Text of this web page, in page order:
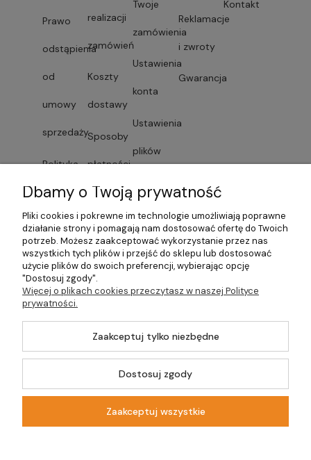
Prawo
odstąpienia
od
umowy
sprzedaży
Polityka
prywatności
Lista
dostawców
usług
Formularze
realizacji
zamówień
Koszty
dostawy
Sposoby
płatności
Faktury i
paragony
Czas
dostawy
Twoje
zamówienia
Ustawienia
konta
Ustawienia
plików
Przechowalnia
Reklamacje
i zwroty
Gwarancja
Kontakt
Prawa Zastrzeżone |
DOM-OGRÓD-
Szablon Master byEcommercy
Dbamy o Twoją prywatność
Pliki cookies i pokrewne im technologie umożliwiają poprawne
działanie strony i pomagają nam dostosować ofertę do Twoich
potrzeb. Możesz zaakceptować wykorzystanie przez nas
wszystkich tych plików i przejść do sklepu lub dostosować
użycie plików do swoich preferencji, wybierając opcję
"Dostosuj zgody".
Więcej o plikach cookies przeczytasz w naszej Polityce
prywatności.
Zaakceptuj tylko niezbędne
Dostosuj zgody
Zaakceptuj wszystkie